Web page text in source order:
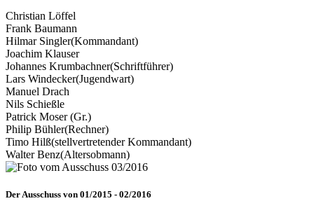
Christian Löffel
Frank Baumann
Hilmar Singler(Kommandant)
Joachim Klauser
Johannes Krumbachner(Schriftführer)
Lars Windecker(Jugendwart)
Manuel Drach
Nils Schießle
Patrick Moser (Gr.)
Philip Bühler(Rechner)
Timo Hilß(stellvertretender Kommandant)
Walter Benz(Altersobmann)
Der Ausschuss von 01/2015 - 02/2016